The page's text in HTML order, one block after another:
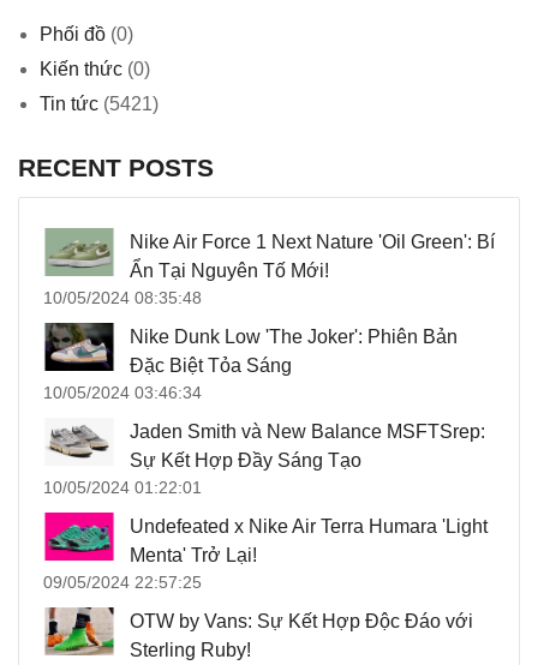
Phối đồ (0)
Kiến thức (0)
Tin tức (5421)
RECENT POSTS
Nike Air Force 1 Next Nature 'Oil Green': Bí
Ẩn Tại Nguyên Tố Mới!
10/05/2024 08:35:48
Nike Dunk Low 'The Joker': Phiên Bản
Đặc Biệt Tỏa Sáng
10/05/2024 03:46:34
Jaden Smith và New Balance MSFTSrep:
Sự Kết Hợp Đầy Sáng Tạo
10/05/2024 01:22:01
Undefeated x Nike Air Terra Humara 'Light
Menta' Trở Lại!
09/05/2024 22:57:25
OTW by Vans: Sự Kết Hợp Độc Đáo với
Sterling Ruby!